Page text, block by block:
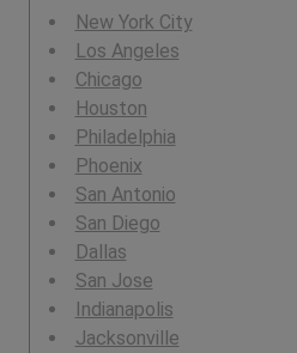
New York City
Los Angeles
Chicago
Houston
Philadelphia
Phoenix
San Antonio
San Diego
Dallas
San Jose
Indianapolis
Jacksonville